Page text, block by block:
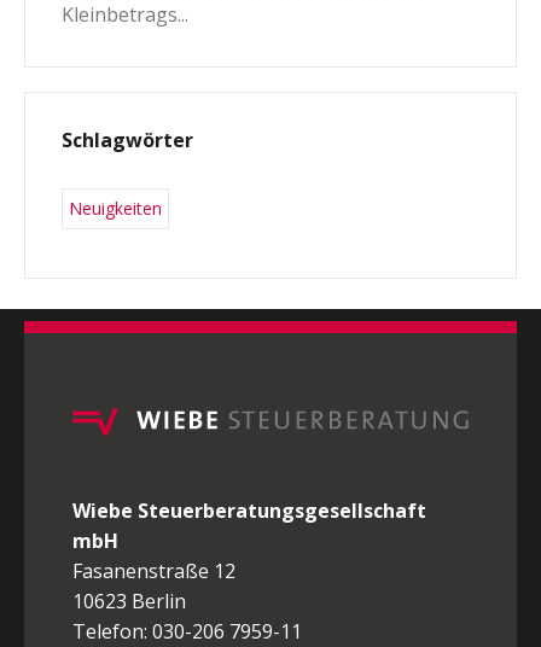
Kleinbetrags...
Schlagwörter
Neuigkeiten
Wiebe Steuerberatungsgesellschaft
mbH
Fasanenstraße 12
10623 Berlin
Telefon: 030-206 7959-11
Deutsch